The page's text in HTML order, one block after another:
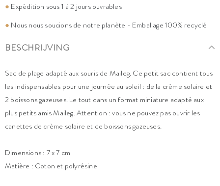
● Expédition sous 1 à 2 jours ouvrables
● Nous nous soucions de notre planète - Emballage 100% recyclé
BESCHRIJVING
Sac de plage adapté aux souris de Maileg. Ce petit sac contient tous
les indispensables pour une journée au soleil : de la crème solaire et
2 boissons gazeuses. Le tout dans un format miniature adapté aux
plus petits amis Maileg. Attention : vous ne pouvez pas ouvrir les
canettes de crème solaire et de boissons gazeuses.
Dimensions : 7 x 7 cm
Matière : Coton et polyrésine